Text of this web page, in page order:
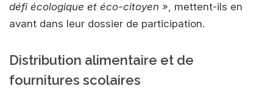
défi écologique et éco-citoyen », mettent-ils en
avant dans leur dossier de participation.
Distribution alimentaire et de
fournitures scolaires